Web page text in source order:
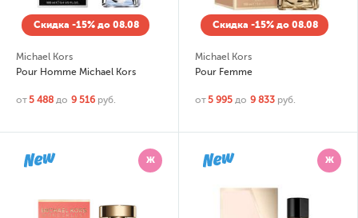
Скидка -15% до 08.08
Michael Kors
Pour Homme Michael Kors
от5 488 до 9 516 руб.
Скидка -15% до 08.08
Michael Kors
Pour Femme
от5 995 до 9 833 руб.
Ж Ж